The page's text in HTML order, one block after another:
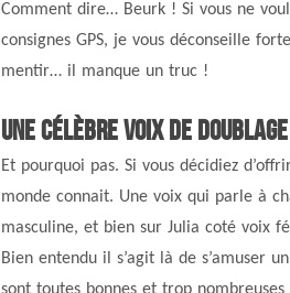
Comment dire… Beurk ! Si vous ne
consignes GPS, je vous déconseille
mentir… il manque un truc !
Une célèbre voix de
Et pourquoi pas. Si vous décidiez
monde connait. Une voix qui parle à
masculine, et bien sur Julia coté voix
Bien entendu il s’agit là de s’amuser